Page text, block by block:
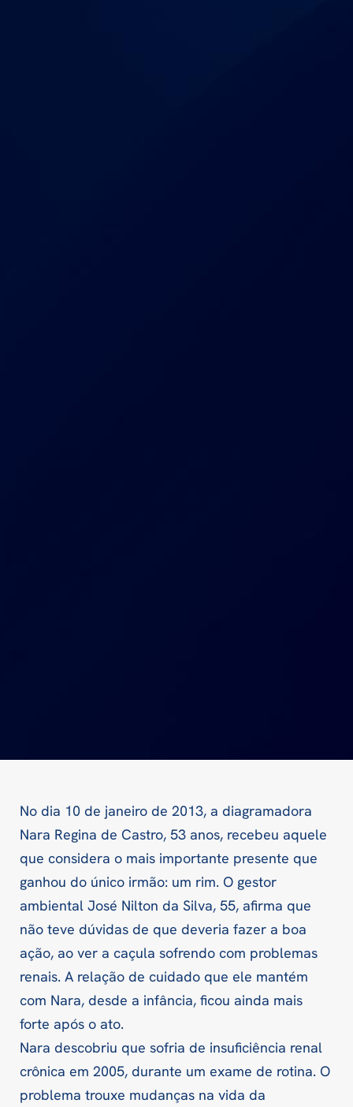
No dia 10 de janeiro de 2013, a diagramadora
Nara Regina de Castro, 53 anos, recebeu aquele
que considera o mais importante presente que
ganhou do único irmão: um rim. O gestor
ambiental José Nilton da Silva, 55, afirma que
não teve dúvidas de que deveria fazer a boa
ação, ao ver a caçula sofrendo com problemas
renais. A relação de cuidado que ele mantém
com Nara, desde a infância, ficou ainda mais
forte após o ato.
Nara descobriu que sofria de insuficiência renal
crônica em 2005, durante um exame de rotina. O
problema trouxe mudanças na vida da